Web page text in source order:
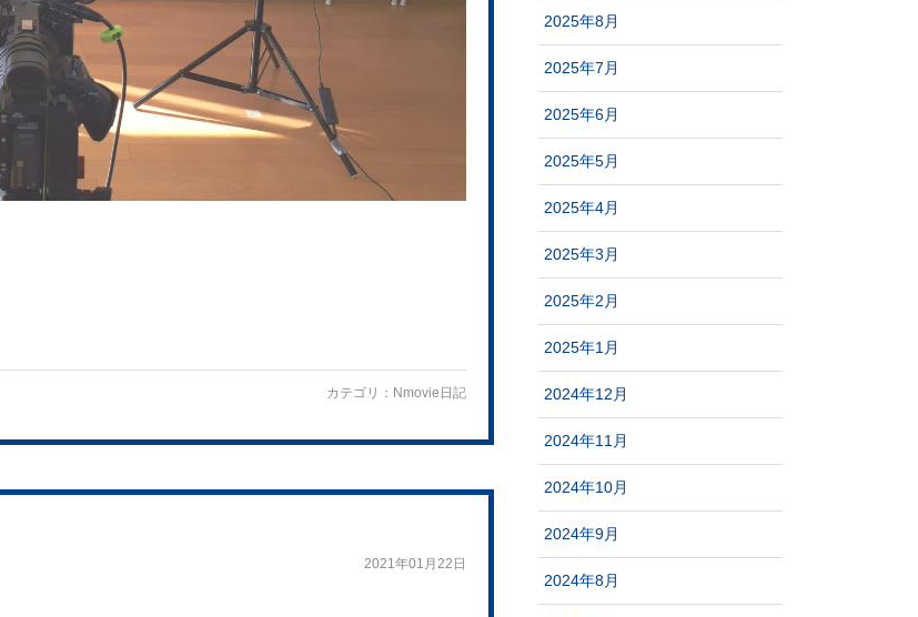
カテゴリ： Nmovie日記
2021年01月22日
2025年8月
2025年7月
2025年6月
2025年5月
2025年4月
2025年3月
2025年2月
2025年1月
2024年12月
2024年11月
2024年10月
2024年9月
2024年8月